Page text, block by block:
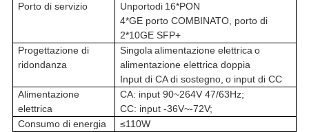
Porto di servizio Unportodi 16*PON
4*GE porto COMBINATO, porto di
2*10GE SFP+
Progettazione di
ridondanza
Singolaalimentazione elettricao
alimentazione elettrica doppia
Input di CA di sostegno, o input di CC
Alimentazione
elettrica
CA: input 90~264V47/63Hz;
CC: input -36V~-72V;
Consumo di energia
≤110W